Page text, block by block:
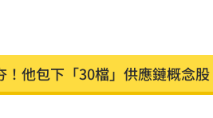
！他包下「30檔」供應鏈概念股